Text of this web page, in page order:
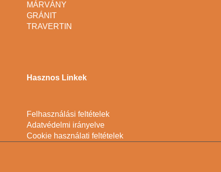
MÁRVÁNY
GRÁNIT
TRAVERTIN
Hasznos Linkek
Felhasználási feltételek
Adatvédelmi irányelve
Cookie használati feltételek